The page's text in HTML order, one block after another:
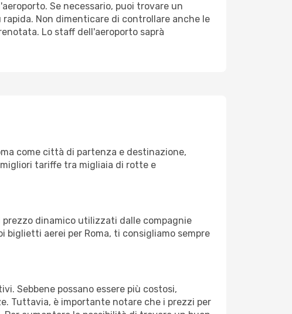
Se necessario, puoi trovare un
Non dimenticare di controllare anche le
Lo staff dell'aeroporto saprà
come città di partenza e destinazione,
tariffe tra migliaia di rotte e
dinamico utilizzati dalle compagnie
biglietti aerei per Roma, ti consigliamo sempre
Sebbene possano essere più costosi,
Tuttavia, è importante notare che i prezzi per